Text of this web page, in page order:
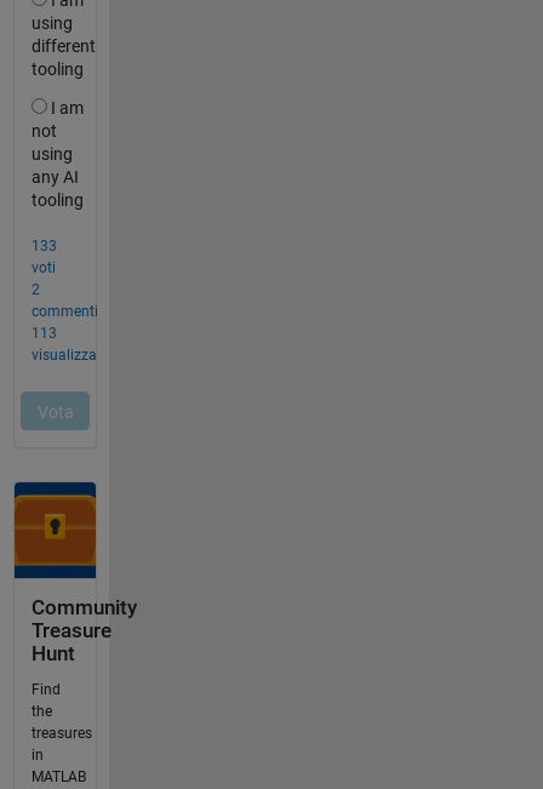
Community
Treasure
Hunt
Find
the
treasures
in
MATLAB